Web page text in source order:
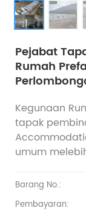
Pejabat
Rumah
Kegunaan
tapak
umum
Barang No.:
Pembayaran: